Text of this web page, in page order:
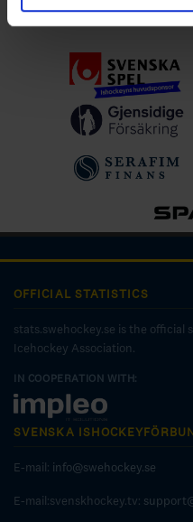
OFFICIAL STATISTICS
stats.swehockey.se is the official
Icehockey Association.
IN COOPERATION WITH:
SVENSKA
E-mail: info@swehockey.se
E-mail:svenskhockey.tv: